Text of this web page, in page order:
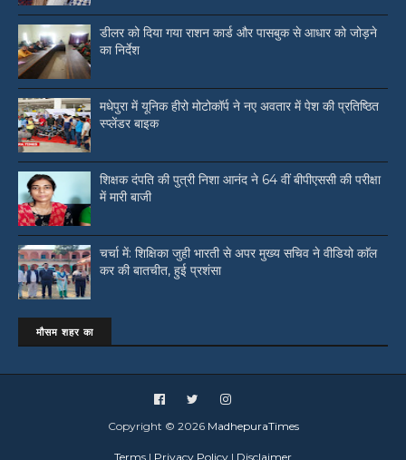
डीलर को दिया गया राशन कार्ड और पासबुक से आधार को जोड़ने
का निर्देश
मधेपुरा में यूनिक हीरो मोटोकॉर्प ने नए अवतार में पेश की प्रतिष्ठित
स्प्लेंडर बाइक
शिक्षक दंपति की पुत्री निशा आनंद ने 64 वीं बीपीएससी की परीक्षा
में मारी बाजी
चर्चा में: शिक्षिका जुही भारती से अपर मुख्य सचिव ने वीडियो काॅल
कर की बातचीत, हुई प्रशंसा
मौसम शहर का
Copyright © 2026 MadhepuraTimes
Terms | Privacy Policy | Disclaimer